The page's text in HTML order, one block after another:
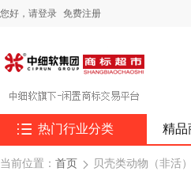
您好， 请登录 免费注册
 热门行业分类 精品
当前位置： 首页  贝壳类动物（非活）